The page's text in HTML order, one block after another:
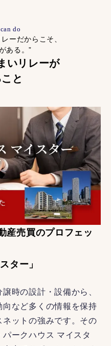
do
ーだからこそ、
ある。”
いリレーが
と
産売買のプロフェッ
ター」
時の設計・設備から、
など多くの情報を保持
ネットの強みです。その
ークハウス マイスタ